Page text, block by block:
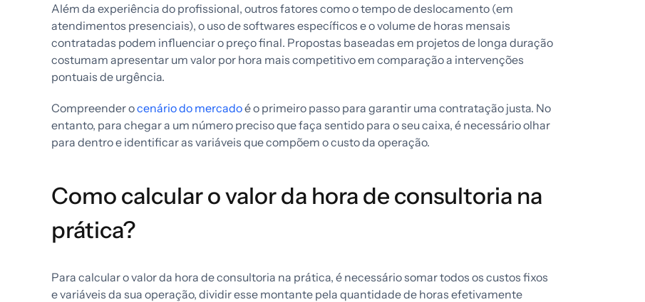
Além da experiência do profissional, outros fatores como o tempo de deslocamento (em
atendimentos presenciais), o uso de softwares específicos e o volume de horas mensais
contratadas podem influenciar o preço final. Propostas baseadas em projetos de longa duração
costumam apresentar um valor por hora mais competitivo em comparação a intervenções
pontuais de urgência.
Compreender ocenário do mercadoé o primeiro passo para garantir uma contratação justa. No
entanto, para chegar a um número preciso que faça sentido para o seu caixa, é necessário olhar
para dentro e identificar as variáveis que compõem o custo da operação.
Como calcular o valor da hora de consultoria na
prática?
Para calcular o valor da hora de consultoria na prática, é necessário somar todos os custos fixos
e variáveis da sua operação, dividir esse montante pela quantidade de horas efetivamente